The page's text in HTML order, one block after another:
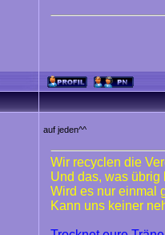
auf jeden^^
Wir recyclen die
Und das, was übrig
Wird es nur einmal
Kann uns keiner